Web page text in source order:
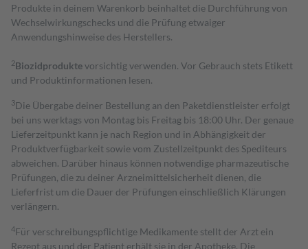
Produkte in deinem Warenkorb beinhaltet die Durchführung von
Wechselwirkungschecks und die Prüfung etwaiger
Anwendungshinweise des Herstellers.
2Biozidproduktevorsichtig verwenden. Vor Gebrauch stets Etikett
und Produktinformationen lesen.
3Die Übergabe deiner Bestellung an den Paketdienstleister erfolgt
bei uns werktags von Montag bis Freitag bis 18:00 Uhr. Der genaue
Lieferzeitpunkt kann je nach Region und in Abhängigkeit der
Produktverfügbarkeit sowie vom Zustellzeitpunkt des Spediteurs
abweichen. Darüber hinaus können notwendige pharmazeutische
Prüfungen, die zu deiner Arzneimittelsicherheit dienen, die
Lieferfrist um die Dauer der Prüfungen einschließlich Klärungen
verlängern.
4Für verschreibungspflichtige Medikamente stellt der Arzt ein
Rezept aus und der Patient erhält sie in der Apotheke. Die